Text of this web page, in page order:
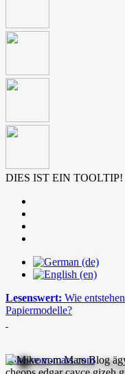
DIES IST EIN TOOLTIP!
Lesenswert: Wie entstehen
Papiermodelle?
mike-vom-mars.com